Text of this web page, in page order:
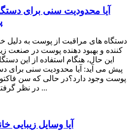
آیا محدودیت سنی برای
دستگاه های مراقبت از پوست به دلیل
کننده و بهبود دهنده پوست در صنعت
این حال، هنگام استفاده از این
پیش می آید: آیا محدودیت سنی برای
پوست وجود دارد؟در حالی که سن
در نظر گرفته شود، مهم است که ...
آیا وسایل زیبایی